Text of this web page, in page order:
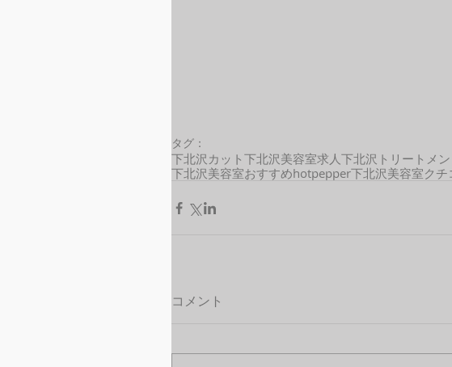
タグ：
下北沢カット 下北沢美容室求人下北沢トリートメン
下北沢美容室おすすめhotpepper下北沢美容室クチ
コメント